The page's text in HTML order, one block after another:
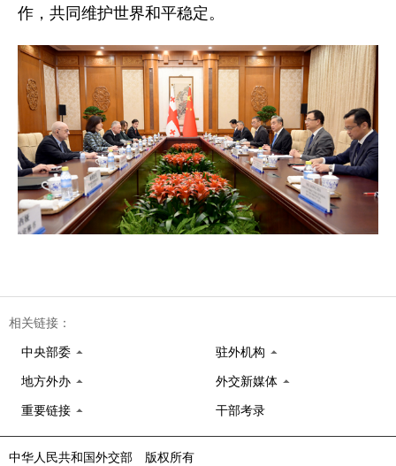
作，共同维护世界和平稳定。
相关链接：
中央部委 驻外机构
地方外办 外交新媒体
重要链接 干部考录
中华人民共和国外交部 版权所有